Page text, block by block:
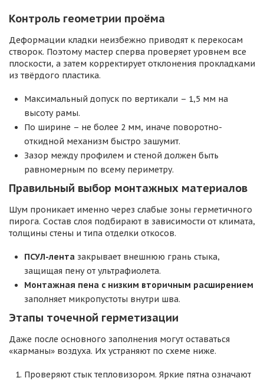
Контроль геометрии проёма
Деформации кладки неизбежно приводят к перекосам
створок. Поэтому мастер сперва проверяет уровнем все
плоскости, а затем корректирует отклонения прокладками
из твёрдого пластика.
Максимальный допуск по вертикали – 1,5 мм на
высоту рамы.
По ширине – не более 2 мм, иначе поворотно-
откидной механизм быстро зашумит.
Зазор между профилем и стеной должен быть
равномерным по всему периметру.
Правильный выбор монтажных материалов
Шум проникает именно через слабые зоны герметичного
пирога. Состав слоя подбирают в зависимости от климата,
толщины стены и типа отделки откосов.
ПСУЛ-лента закрывает внешнюю грань стыка,
защищая пену от ультрафиолета.
Монтажная пена с низким вторичным расширением
заполняет микропустоты внутри шва.
Этапы точечной герметизации
Даже после основного заполнения могут оставаться
«карманы» воздуха. Их устраняют по схеме ниже.
Проверяют стык тепловизором. Яркие пятна означают